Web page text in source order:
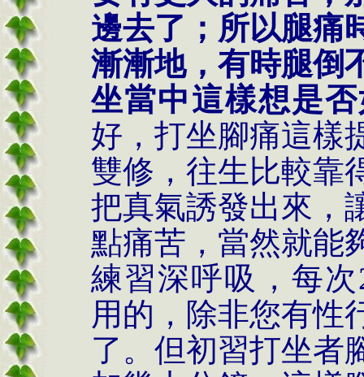
邊去了；所以腿痛
漸漸地，有時腿倒
坐當中這樣想是
好，打坐腳痛這樣
雙修，往生比較靠
把真氣誘發出來，
點痛苦，當然就能
練習深呼吸，每次
用的，除非您有性
了。但初習打坐者